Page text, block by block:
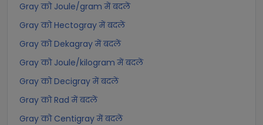
Gray को Joule/gram में बदलें
Gray को Hectogray में बदलें
Gray को Dekagray में बदलें
Gray को Joule/kilogram में बदलें
Gray को Decigray में बदलें
Gray को Rad में बदलें
Gray को Centigray में बदलें